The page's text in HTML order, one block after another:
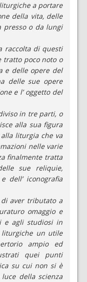
a portare
della vita, delle
presso o da lungi
raccolta di questi
poco noto o
e delle opere del
delle sue opere
e l’ oggetto del
in tre parti, o
alla sua figura
liturgia che va
nelle varie
finalmente tratta
sue reliquie,
dell’ iconografia
aver tributato a
omaggio e
e agli studiosi in
un utile
ampio ed
quei punti
su cui non si è
della scienza